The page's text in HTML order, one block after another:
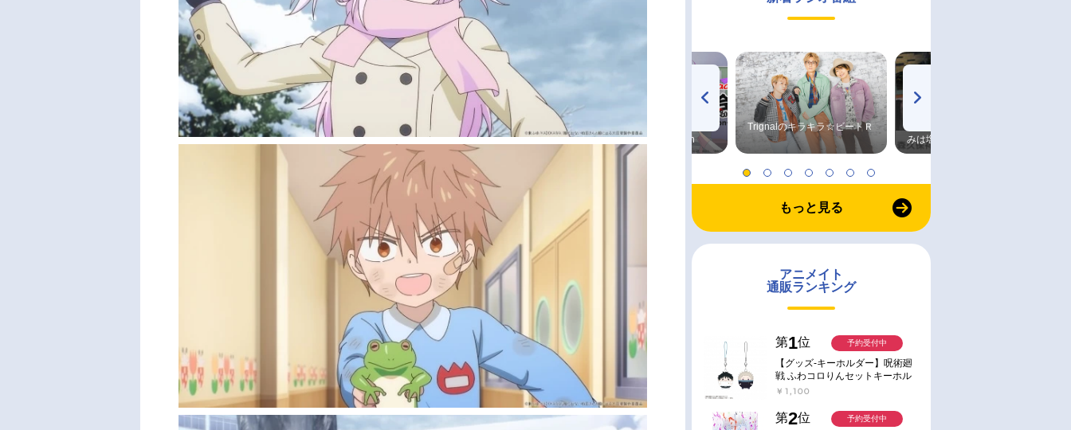
高橋美紀のおんぷの気持ち
♪ in アニメイトタイムズ
radio 大直会 2nd season
Trignalのキラキラ☆ビートＲ
みは塩だけ
もっと見る
アニメイト
通販ランキング
第1位
【グッズ-キーホルダー】呪術廻
戦 ふわコロりんセットキーホル
ダー【アニメイト特典付】
￥1,100
予約受付中
第2位 予約受付中